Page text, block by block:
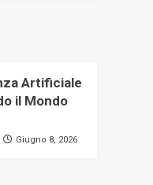
Artificiale
il Mondo
Giugno 8, 2026